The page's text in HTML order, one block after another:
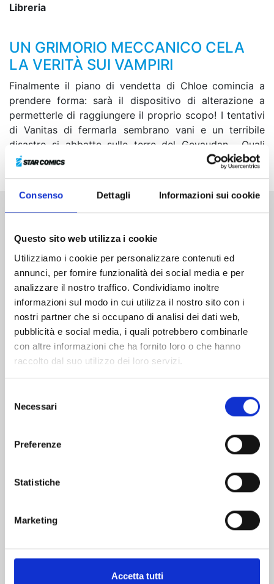
Consenso Dettagli Informazioni sui cookie
Questo sito web utilizza i cookie
Utilizziamo i cookie per personalizzare contenuti ed
annunci, per fornire funzionalità dei social media e per
analizzare il nostro traffico. Condividiamo inoltre
informazioni sul modo in cui utilizza il nostro sito con i
nostri partner che si occupano di analisi dei dati web,
pubblicità e social media, i quali potrebbero combinarle
con altre informazioni che ha fornito loro o che hanno
raccolto dal suo utilizzo dei loro servizi.
delNecessari
Preferenze
Statistiche
Marketing
Accetta tutti
Libreria
UN GRIMORIO MECCANICO CELA
LA VERITÀ SUI VAMPIRI
Finalmente il piano di vendetta di Chloe comincia a
prendere forma: sarà il dispositivo di alterazione a
permetterle di raggiungere il proprio scopo! I tentativi
di Vanitas di fermarla sembrano vani e un terribile
disastro si abbatte sulle terre del Gevaudan… Quali
nefaste conseguenze porterà la caccia al vampiro?
Altri volumi della serie